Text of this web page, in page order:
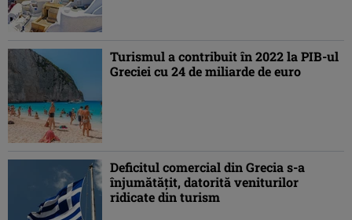
Turismul a contribuit în 2022 la PIB-ul
Greciei cu 24 de miliarde de euro
Deficitul comercial din Grecia s-a
înjumătăţit, datorită veniturilor
ridicate din turism